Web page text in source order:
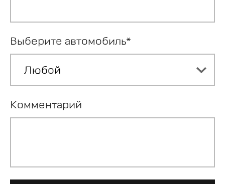
Выберите автомобиль*
Комментарий